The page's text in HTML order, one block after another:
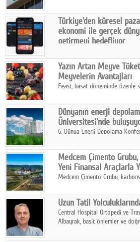
Turkish Bank'ın ticaret
karar verildi.
Türkiye'den küresel
ekonomi ile gerçek
getirmeyi hedefliyor
ekonomi ile gerçek dünya
kurmayı hedefleyen vizyonuyla
Yazın Artan Meyve
Meyvelerin Avantajları
Feast, hasat döneminde özenle
pratik, güvenilir ve lezzetli bir
Dünyanın enerji
Üniversitesi'nde
6. Dünya Enerji Depolama
sahipliğinde gerçekleştirilecek.
Medcem Çimento
Yeni Finansal Araçlarla
Medcem Çimento Grubu,
Uzun Tatil
Central Hospital Ortopedi ve
Albayrak, basit önlemler ve